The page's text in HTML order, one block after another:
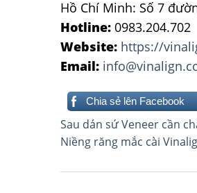
Hồ Chí Minh: Số 7
Hotline: 0983.204.702
Website: https://
Email:
Chia sẻ lên Facebook
Điều
hướng
bài
Sau dán sứ Veneer cần
Niềng răng mắc cài